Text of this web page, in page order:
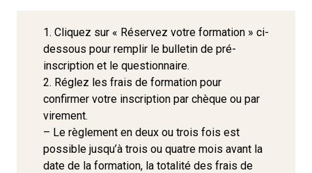
1. Cliquez sur « Réservez votre formation » ci-
dessous pour remplir le bulletin de pré-
inscription et le questionnaire.
2. Réglez les frais de formation pour
confirmer votre inscription par chèque ou par
virement.
– Le règlement en deux ou trois fois est
possible jusqu’à trois ou quatre mois avant la
date de la formation, la totalité des frais de